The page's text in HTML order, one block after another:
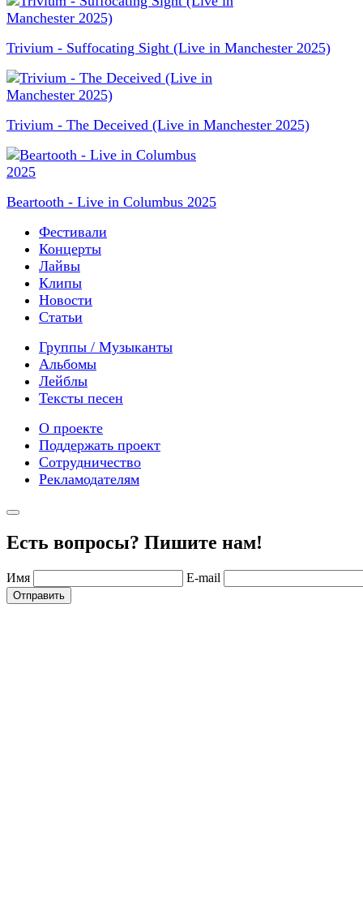
Trivium - Suffocating Sight (Live in Manchester 2025)
Trivium - The Deceived (Live in Manchester 2025)
Beartooth - Live in Columbus 2025
Фестивали
Концерты
Лайвы
Клипы
Новости
Статьи
Группы / Музыканты
Альбомы
Лейблы
Тексты песен
О проекте
Поддержать проект
Сотрудничество
Рекламодателям
Есть вопросы? Пишите нам!
Имя E-mail